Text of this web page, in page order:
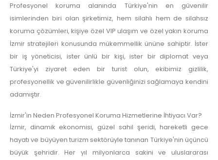
Profesyonel koruma alanında Türkiye'nin en güvenilir
isimlerinden biri olan şirketimiz, hem silahlı hem de silahsız
koruma çözümleri, kişiye özel VIP ulaşım ve özel yakın koruma
İzmir stratejileri konusunda mükemmellik ününe sahiptir. İster
bir iş yöneticisi, ister ünlü bir kişi, ister bir diplomat veya
Türkiye'yi ziyaret eden bir turist olun, ekibimiz gizlilik,
profesyonellik ve güvenilirlikle güvenliğinizi sağlamaya kendini
adamıştır.
İzmir'in Neden Profesyonel Koruma Hizmetlerine İhtiyacı Var?
İzmir, dinamik ekonomisi, güzel sahil şeridi, hareketli gece
hayatı ve büyüyen turizm sektörüyle tanınan Türkiye'nin üçüncü
büyük şehridir. Her yıl milyonlarca sakini ve uluslararası